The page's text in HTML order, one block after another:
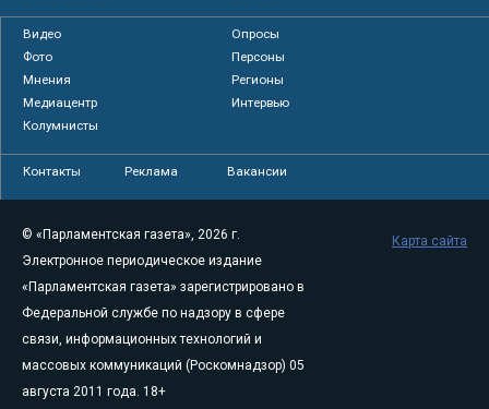
Видео
Опросы
Фото
Персоны
Мнения
Регионы
Медиацентр
Интервью
Колумнисты
Контакты Реклама Вакансии
© «Парламентская газета», 2026 г.
Электронное периодическое издание
«Парламентская газета» зарегистрировано в
Федеральной службе по надзору в сфере
связи, информационных технологий и
массовых коммуникаций (Роскомнадзор) 05
августа 2011 года. 18+
Карта сайта